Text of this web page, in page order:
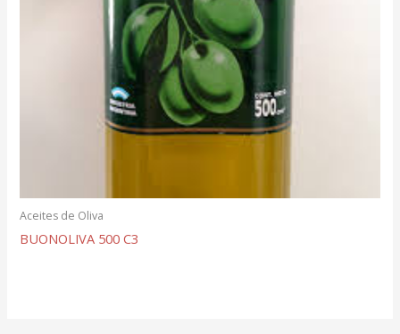
Aceites de Oliva
BUONOLIVA 500 C3